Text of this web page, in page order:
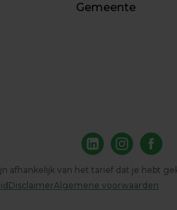
Gemeente
afhankelijk van het tarief dat je hebt
DisclaimerAlgemene voorwaarden